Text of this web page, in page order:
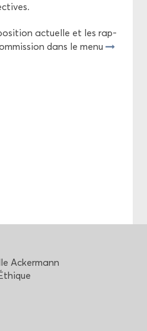
ac­tuelle et les rap­
dans le menu
Acker­mann